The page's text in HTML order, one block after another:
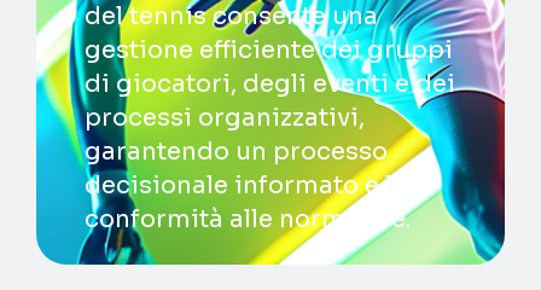
del tennis consente una
gestione efficiente dei gruppi
di giocatori, degli eventi e dei
processi organizzativi,
garantendo un processo
decisionale informato e la
conformità alle normative.